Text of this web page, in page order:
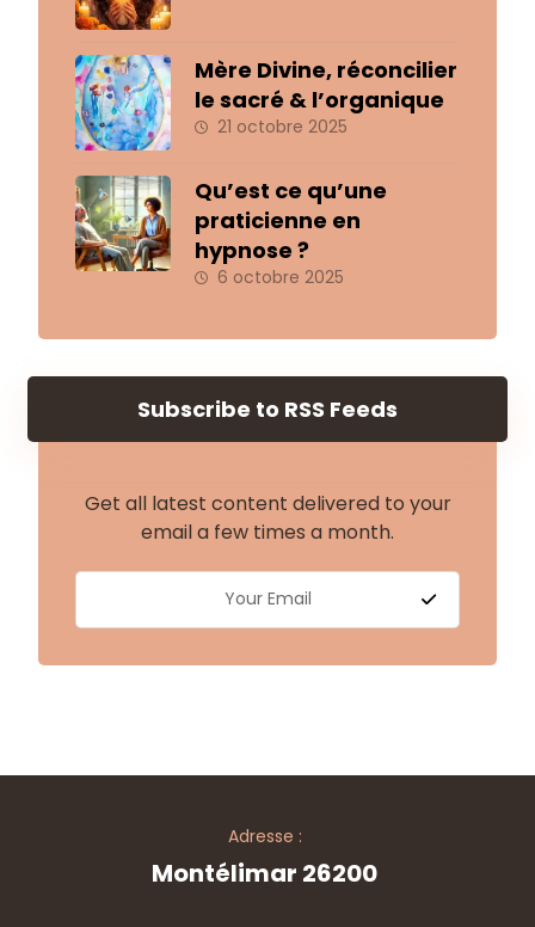
Mère Divine, réconcilier
le sacré & l’organique
21 octobre 2025
Qu’est ce qu’une
praticienne en
hypnose ?
6 octobre 2025
Subscribe to RSS Feeds
Get all latest content delivered to your
email a few times a month.
Adresse :
Montélimar 26200